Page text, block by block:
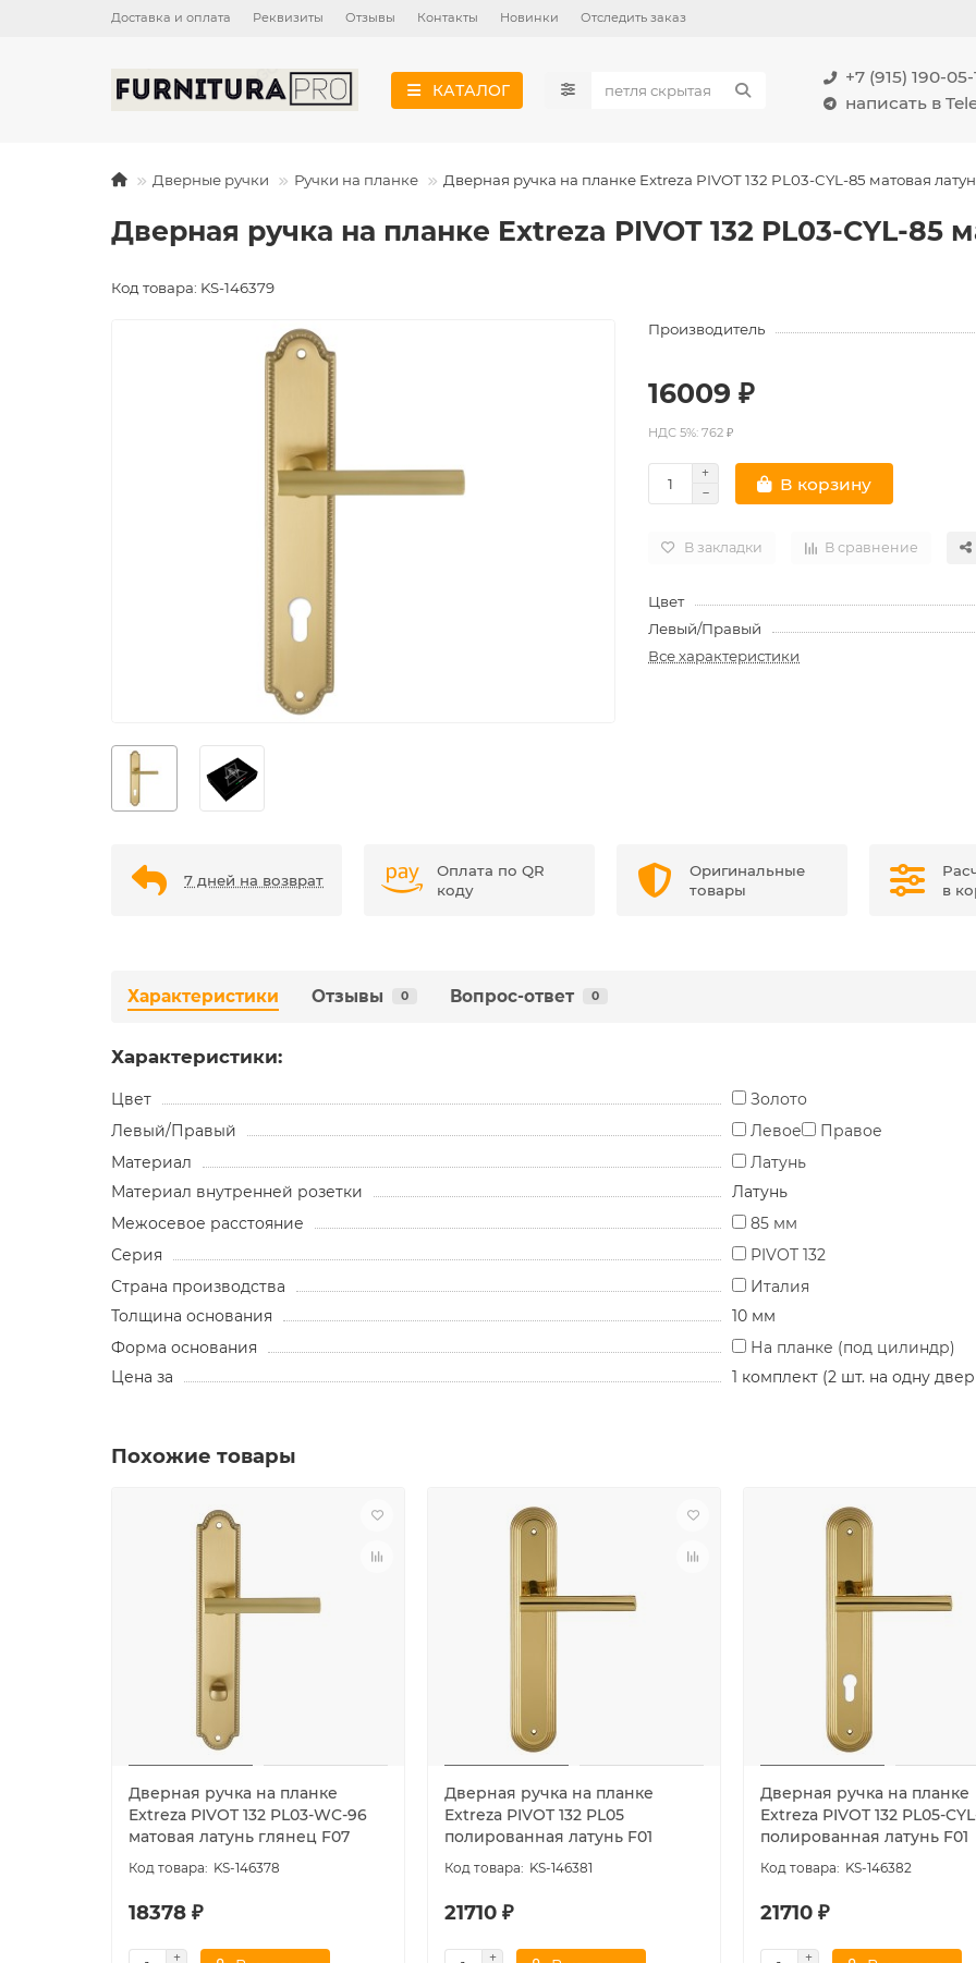
Доставка и оплата Реквизиты Отзывы Контакты Новинки Отследить заказ
КАТАЛОГ
+7 (915) 190-05-
написать в
Дверные ручки Ручки на планке Дверная ручка на планке Extreza PIVOT 132 PL03-CYL-85 матовая
Дверная ручка на планке Extreza PIVOT 132 PL03-CYL-85
Код товара: KS-146379
Производитель
16009 ₽
НДС 5%: 762 ₽
В корзину
В закладки В сравнение
Цвет
Левый/Правый
Все характеристики
7 дней на возврат
Оплата по QR
коду
Оригинальные
товары
в
Характеристики Отзывы 0 Вопрос-ответ 0
Характеристики:
Цвет
Золото
Левый/Правый
Левое
Правое
Материал
Латунь
Материал внутренней розетки
Латунь
Межосевое расстояние
85 мм
Серия
PIVOT 132
Страна производства
Италия
Толщина основания
10 мм
Форма основания
На планке (под цилиндр)
Цена за
1 комплект (2 шт. на одну
Похожие товары
Дверная ручка на планке
Extreza PIVOT 132 PL03-WC-96
матовая латунь глянец F07
KS-146378
18378 ₽
Дверная ручка на планке
Extreza PIVOT 132 PL05
полированная латунь F01
KS-146381
21710 ₽
Дверная ручка на планке
Extreza PIVOT 132 PL05-
полированная латунь F01
KS-146382
21710 ₽